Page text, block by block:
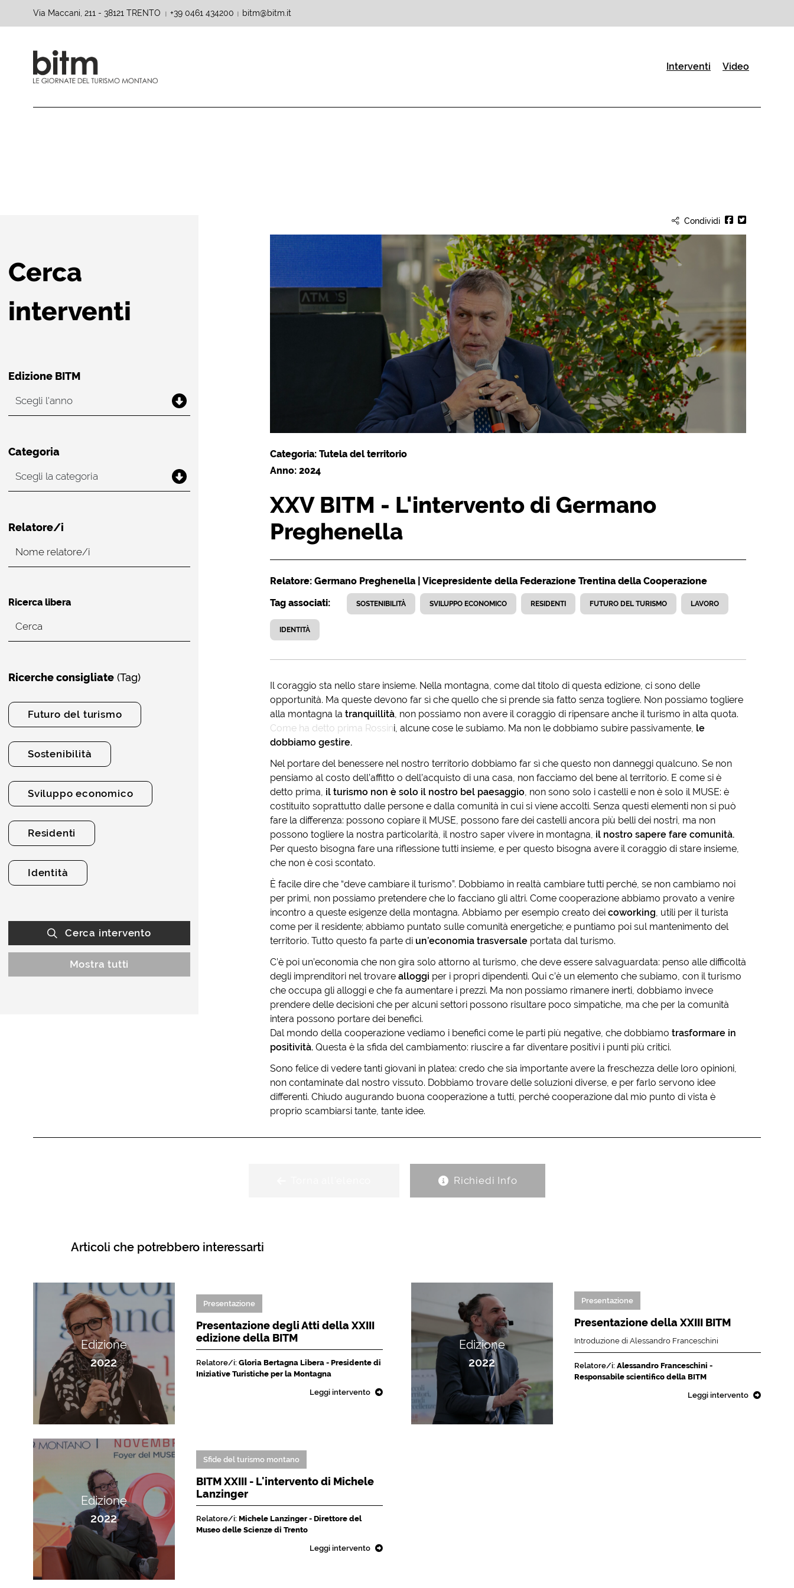
Via Maccani, 211 - 38121 TRENTO +39 0461 434200 bitm@bitm.it
Interventi (Pagina corrente)
Video
Cerca
interventi
Edizione BITM
Categoria
Relatore/i
Ricerca libera
Ricerche consigliate (Tag)
Futuro del turismo
Sostenibilità
Sviluppo economico
Residenti
Identità
Cerca intervento
Mostra tutti
Condividi
Categoria: Tutela del territorio
Anno: 2024
XXV BITM - L'intervento di Germano
Preghenella
Relatore: Germano Preghenella | Vicepresidente della Federazione Trentina della Cooperazione
Tag associati:
SOSTENIBILITÀ SVILUPPO ECONOMICO RESIDENTI FUTURO DEL TURISMO LAVORO
IDENTITÀ
Il coraggio sta nello stare insieme. Nella montagna, come dal titolo di questa edizione, ci sono delle
opportunità. Ma queste devono far sì che quello che si prende sia fatto senza togliere. Non possiamo togliere
alla montagna la tranquillità, non possiamo non avere il coraggio di ripensare anche il turismo in alta quota.
Come ha detto prima Rossini, alcune cose le subiamo. Ma non le dobbiamo subire passivamente, le
dobbiamo gestire.
Nel portare del benessere nel nostro territorio dobbiamo far sì che questo non danneggi qualcuno. Se non
pensiamo al costo dell’affitto o dell’acquisto di una casa, non facciamo del bene al territorio. E come si è
detto prima, il turismo non è solo il nostro bel paesaggio, non sono solo i castelli e non è solo il MUSE: è
costituito soprattutto dalle persone e dalla comunità in cui si viene accolti. Senza questi elementi non si può
fare la differenza: possono copiare il MUSE, possono fare dei castelli ancora più belli dei nostri, ma non
possono togliere la nostra particolarità, il nostro saper vivere in montagna, il nostro sapere fare comunità.
Per questo bisogna fare una riflessione tutti insieme, e per questo bisogna avere il coraggio di stare insieme,
che non è così scontato.
È facile dire che “deve cambiare il turismo”. Dobbiamo in realtà cambiare tutti perché, se non cambiamo noi
per primi, non possiamo pretendere che lo facciano gli altri. Come cooperazione abbiamo provato a venire
incontro a queste esigenze della montagna. Abbiamo per esempio creato dei coworking, utili per il turista
come per il residente; abbiamo puntato sulle comunità energetiche; e puntiamo poi sul mantenimento del
territorio. Tutto questo fa parte di un’economia trasversaleportata dal turismo.
C’è poi un’economia che non gira solo attorno al turismo, che deve essere salvaguardata: penso alle difficoltà
degli imprenditori nel trovare alloggi per i propri dipendenti. Qui c’è un elemento che subiamo, con il turismo
che occupa gli alloggi e che fa aumentare i prezzi. Ma non possiamo rimanere inerti, dobbiamo invece
prendere delle decisioni che per alcuni settori possono risultare poco simpatiche, ma che per la comunità
intera possono portare dei benefici.
Dal mondo della cooperazione vediamo i benefici come le parti più negative, che dobbiamo trasformare in
positività. Questa è la sfida del cambiamento: riuscire a far diventare positivi i punti più critici.
Sono felice di vedere tanti giovani in platea: credo che sia importante avere la freschezza delle loro opinioni,
non contaminate dal nostro vissuto. Dobbiamo trovare delle soluzioni diverse, e per farlo servono idee
differenti. Chiudo augurando buona cooperazione a tutti, perché cooperazione dal mio punto di vista è
proprio scambiarsi tante, tante idee.
Richiedi Info
Articoli che potrebbero interessarti
Edizione
2022
Presentazione
Presentazione degli Atti della XXIII
edizione della BITM
Relatore/i: Gloria Bertagna Libera - Presidente di
Iniziative Turistiche per la Montagna
Leggi intervento
Edizione
2022
Presentazione
Presentazione della XXIII BITM
Introduzione di Alessandro Franceschini
Relatore/i: Alessandro Franceschini -
Responsabile scientifico della BITM
Leggi intervento
Edizione
2022
Sfide del turismo montano
BITM XXIII - L'intervento di Michele
Lanzinger
Relatore/i: Michele Lanzinger - Direttore del
Museo delle Scienze di Trento
Leggi intervento